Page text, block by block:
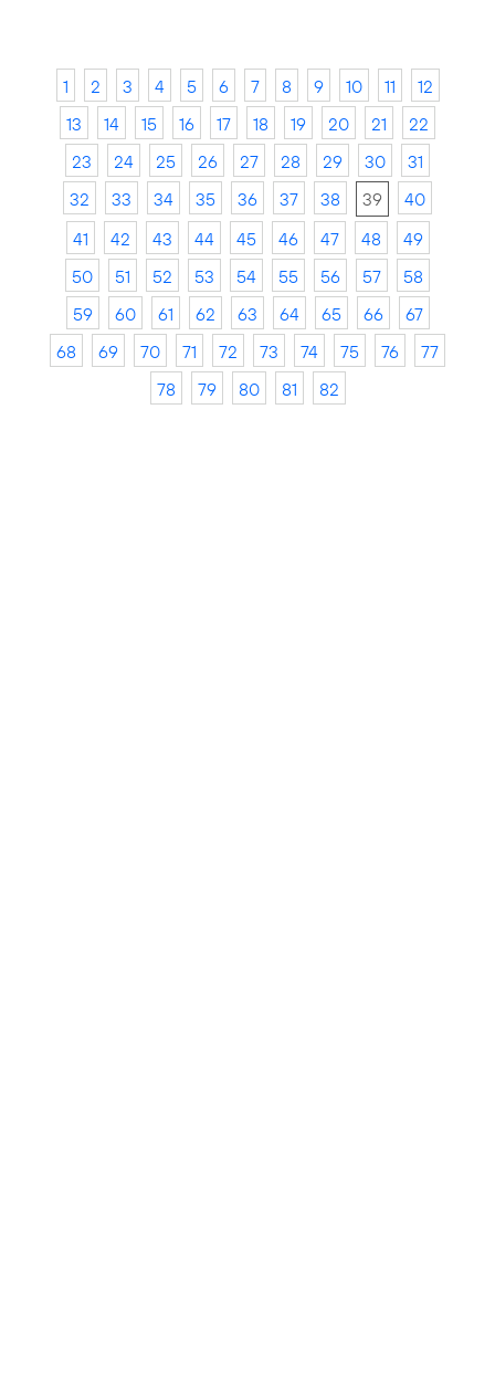
1 2 3 4 5 6 7 8 9 10 11
12
13
14 15 16 17 18 19 20 21
22
23
24 25 26 27 28 29 30
31
32
33 34 35 36 37 38 39
40
41
42 43 44 45 46 47 48
49
50
51 52 53 54 55 56 57
58
59
60 61 62 63 64 65 66
67
68
69 70 71 72 73 74 75 76
77
78
79 80 81 82